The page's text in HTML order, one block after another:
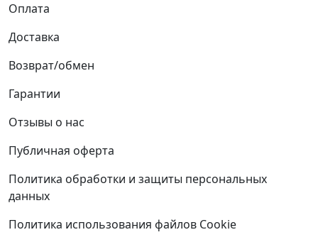
Оплата
Доставка
Возврат/обмен
Гарантии
Отзывы о нас
Публичная оферта
Политика обработки и защиты персональных
данных
Политика использования файлов Cookie